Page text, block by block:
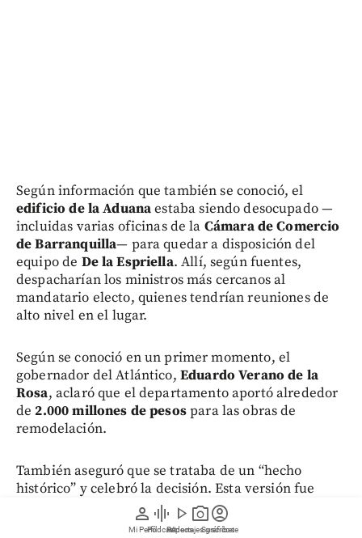
person
Mi Perfil
graphic_eq
Pódcast
play_arrow
Videos
photo_camera
Reportajes gráficos
account_circle
Suscríbete
Según información que también se conoció, el
edificio de la Aduanaestaba siendo desocupado —
incluidas varias oficinas de la Cámara de Comercio
de Barranquilla— para quedar a disposición del
equipo de De la Espriella. Allí, según fuentes,
despacharían los ministros más cercanos al
mandatario electo, quienes tendrían reuniones de
alto nivel en el lugar.
Según se conoció en un primer momento, el
gobernador del Atlántico, Eduardo Verano de la
Rosa, aclaró que el departamento aportó alrededor
de2.000 millones de pesospara las obras de
remodelación.
También aseguró que se trataba de un “hecho
histórico” y celebró la decisión. Esta versión fue
controvertida días después por el nuevo